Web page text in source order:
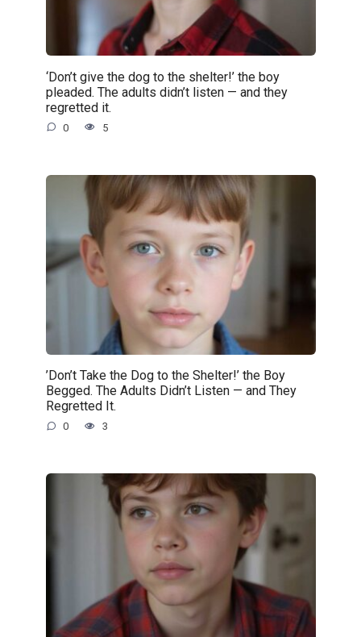
‘Don’t give the dog to the shelter!’ the boy
pleaded. The adults didn’t listen — and they
regretted it.
0 5
’Don’t Take the Dog to the Shelter!’ the Boy
Begged. The Adults Didn’t Listen — and They
Regretted It.
0 3